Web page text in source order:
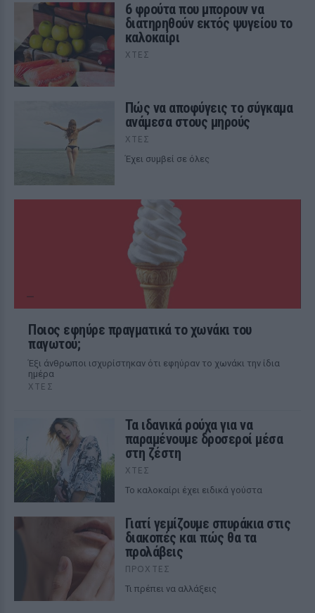
6 φρούτα που μπορουν να
διατηρηθούν εκτός ψυγείου το
καλοκαίρι
ΧΤΕΣ
Πώς να αποφύγεις το σύγκαμα
ανάμεσα στους μηρούς
ΧΤΕΣ
Έχει συμβεί σε όλες
Ποιος εφηύρε πραγματικά το χωνάκι του
παγωτού;
Έξι άνθρωποι ισχυρίστηκαν ότι εφηύραν το χωνάκι την ίδια
ημέρα
ΧΤΕΣ
Τα ιδανικά ρούχα για να
παραμένουμε δροσεροί μέσα
στη ζέστη
ΧΤΕΣ
To καλοκαίρι έχει ειδικά γούστα
Γιατί γεμίζουμε σπυράκια στις
διακοπές και πώς θα τα
προλάβεις
ΠΡΟΧΤΈΣ
Τι πρέπει να αλλάξεις